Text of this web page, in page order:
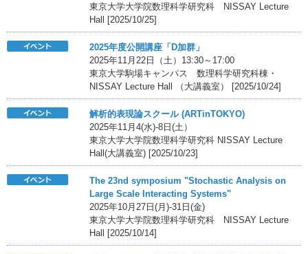
東京大学大学院数理科学研究科 NISSAY Lecture
Hall [2025/10/25]
2025年度公開講座「D加群」
2025年11月22日（土）13:30～17:00
東京大学駒場キャンパス 数理科学研究科棟・
NISSAY Lecture Hall （大講義室） [2025/10/24]
解析的表現論スクール (ARTinTOKYO)
2025年11月4(水)-8日(土）
東京大学大学院数理科学研究科 NISSAY Lecture
Hall(大講義室) [2025/10/23]
The 23nd symposium "Stochastic Analysis on
Large Scale Interacting Systems"
2025年10月27日(月)-31日(金)
東京大学大学院数理科学研究科 NISSAY Lecture
Hall [2025/10/14]